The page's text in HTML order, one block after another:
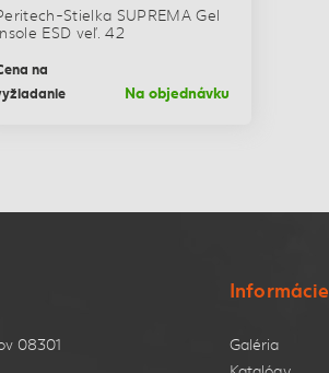
Stielka SUPREMA Gel
ESD veľ. 42
na
Na objednávku
08301
Informácie
Galéria